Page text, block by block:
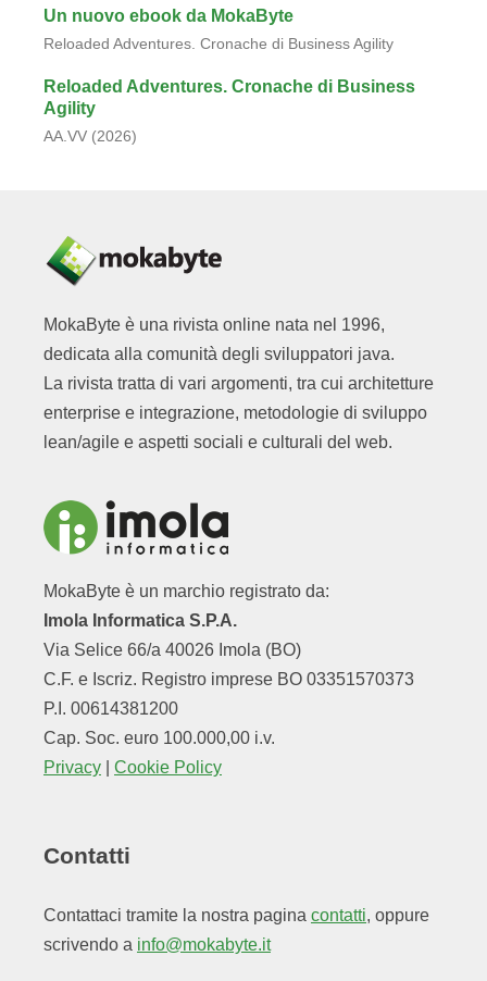
Un nuovo ebook da MokaByte
Reloaded Adventures. Cronache di Business Agility
Reloaded Adventures. Cronache di Business
Agility
AA.VV (2026)
MokaByte è una rivista online nata nel 1996,
dedicata alla comunità degli sviluppatori java.
La rivista tratta di vari argomenti, tra cui architetture
enterprise e integrazione, metodologie di sviluppo
lean/agile e aspetti sociali e culturali del web.
MokaByte è un marchio registrato da:
Imola Informatica S.P.A.
Via Selice 66/a 40026 Imola (BO)
C.F. e Iscriz. Registro imprese BO 03351570373
P.I. 00614381200
Cap. Soc. euro 100.000,00 i.v.
Privacy
Cookie Policy
Contatti
Contattaci tramite la nostra pagina contatti, oppure
scrivendo a info@mokabyte.it